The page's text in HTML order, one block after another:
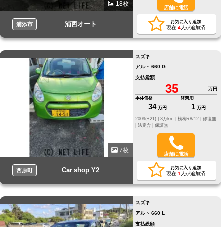
18枚
浦添市 浦西オート
店舗に電話
お気に入り追加
現在 4人が追加済
7枚
西原町 Car shop Y2
スズキ
アルト 660 G
支払総額
35
万円
本体価格
34 万円
諸費用
1 万円
修復無
法定含 | 保証無
店舗に電話
お気に入り追加
現在 1 人が追加済
スズキ
アルト 660 L
支払総額